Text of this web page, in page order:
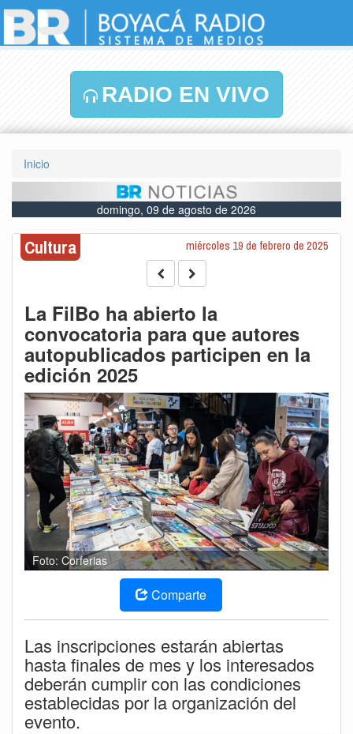
RADIO EN VIVO
Inicio
domingo, 09 de agosto de 2026
Cultura miércoles 19 de febrero de 2025
La FilBo ha abierto la
convocatoria para que autores
autopublicados participen en la
edición 2025
Foto: Corferias
Comparte
Las inscripciones estarán abiertas
hasta finales de mes y los interesados
deberán cumplir con las condiciones
establecidas por la organización del
evento.